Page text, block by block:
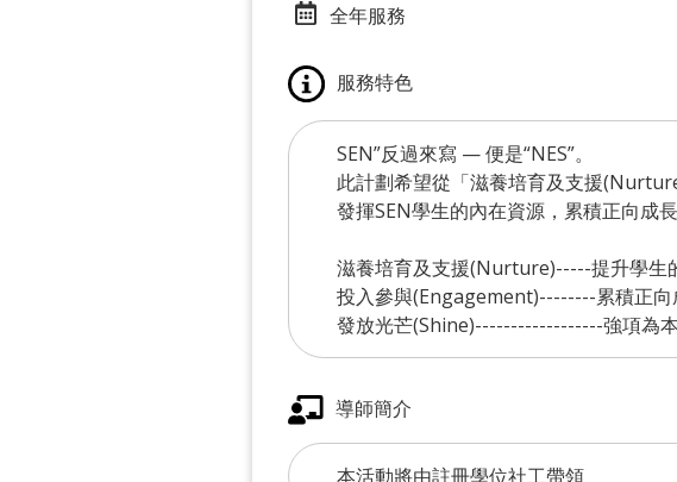
全年服務
服務特色
SEN”反過來寫 — 便是“NES”。
此計劃希望從「滋養培育及支援
發揮SEN學生的內在資源，累積正向成長
滋養培育及支援(Nurture)-----提升學生
投入參與(Engagement)--------累積正向
發放光芒(Shine)------------------強項為
導師簡介
本活動將由註冊學位社工帶領